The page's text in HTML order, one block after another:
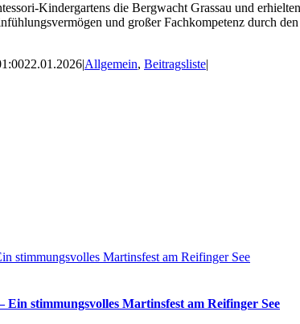
Kindergartens die Bergwacht Grassau und
und großer Fachkompetenz durch
22.01.2026Allgemein, Beitragsliste
stimmungsvolles Martinsfest am Reifinger See
stimmungsvolles Martinsfest am Reifinger See